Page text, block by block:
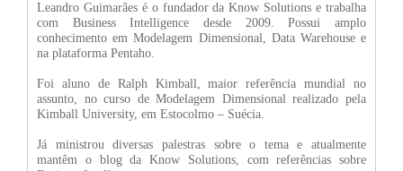
Leandro Guimarães é o fundador da Know Solutions e trabalha
com Business Intelligence desde 2009. Possui amplo
conhecimento em Modelagem Dimensional, Data Warehouse e
na plataforma Pentaho.
Foi aluno de Ralph Kimball, maior referência mundial no
assunto, no curso de Modelagem Dimensional realizado pela
Kimball University, em Estocolmo – Suécia.
Já ministrou diversas palestras sobre o tema e atualmente
mantêm o blog da Know Solutions, com referências sobre